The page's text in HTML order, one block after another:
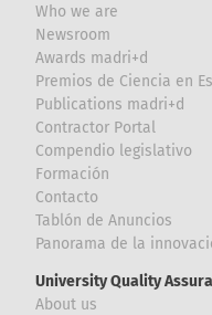
Who we are
Newsroom
Awards madri+d
Premios de Ciencia en
Publications madri+d
Contractor Portal
Compendio legislativo
Formación
Contacto
Tablón de Anuncios
Panorama de la
University Quality
About us